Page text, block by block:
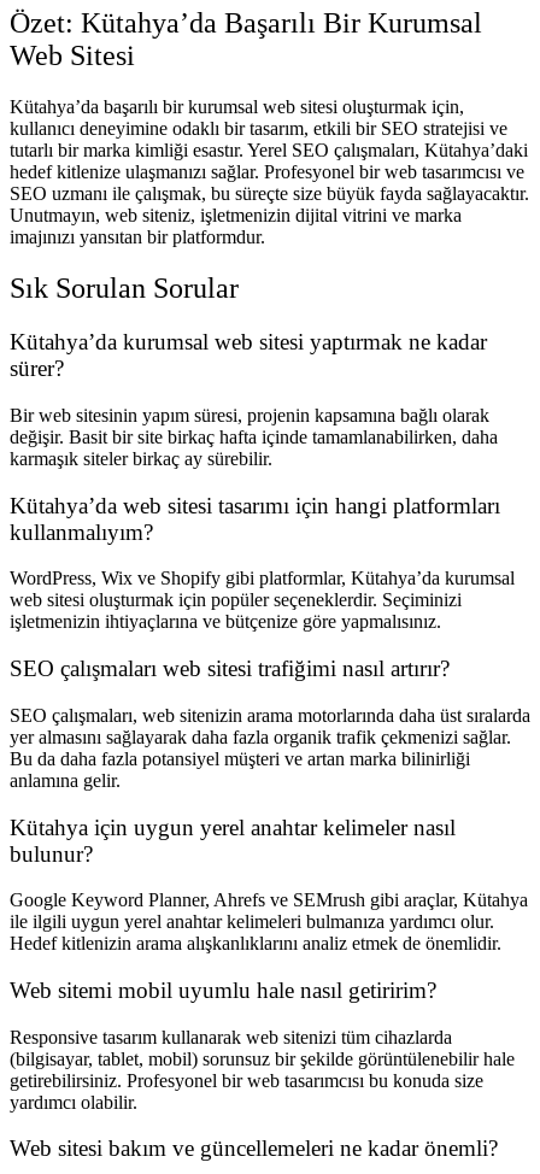
Özet: Kütahya’da Başarılı Bir Kurumsal
Web Sitesi
Kütahya’da başarılı bir kurumsal web sitesi oluşturmak için,
kullanıcı deneyimine odaklı bir tasarım, etkili bir SEO stratejisi ve
tutarlı bir marka kimliği esastır. Yerel SEO çalışmaları, Kütahya’daki
hedef kitlenize ulaşmanızı sağlar. Profesyonel bir web tasarımcısı ve
SEO uzmanı ile çalışmak, bu süreçte size büyük fayda sağlayacaktır.
Unutmayın, web siteniz, işletmenizin dijital vitrini ve marka
imajınızı yansıtan bir platformdur.
Sık Sorulan Sorular
Kütahya’da kurumsal web sitesi yaptırmak ne kadar
sürer?
Bir web sitesinin yapım süresi, projenin kapsamına bağlı olarak
değişir. Basit bir site birkaç hafta içinde tamamlanabilirken, daha
karmaşık siteler birkaç ay sürebilir.
Kütahya’da web sitesi tasarımı için hangi platformları
kullanmalıyım?
WordPress, Wix ve Shopify gibi platformlar, Kütahya’da kurumsal
web sitesi oluşturmak için popüler seçeneklerdir. Seçiminizi
işletmenizin ihtiyaçlarına ve bütçenize göre yapmalısınız.
SEO çalışmaları web sitesi trafiğimi nasıl artırır?
SEO çalışmaları, web sitenizin arama motorlarında daha üst sıralarda
yer almasını sağlayarak daha fazla organik trafik çekmenizi sağlar.
Bu da daha fazla potansiyel müşteri ve artan marka bilinirliği
anlamına gelir.
Kütahya için uygun yerel anahtar kelimeler nasıl
bulunur?
Google Keyword Planner, Ahrefs ve SEMrush gibi araçlar, Kütahya
ile ilgili uygun yerel anahtar kelimeleri bulmanıza yardımcı olur.
Hedef kitlenizin arama alışkanlıklarını analiz etmek de önemlidir.
Web sitemi mobil uyumlu hale nasıl getiririm?
Responsive tasarım kullanarak web sitenizi tüm cihazlarda
(bilgisayar, tablet, mobil) sorunsuz bir şekilde görüntülenebilir hale
getirebilirsiniz. Profesyonel bir web tasarımcısı bu konuda size
yardımcı olabilir.
Web sitesi bakım ve güncellemeleri ne kadar önemli?